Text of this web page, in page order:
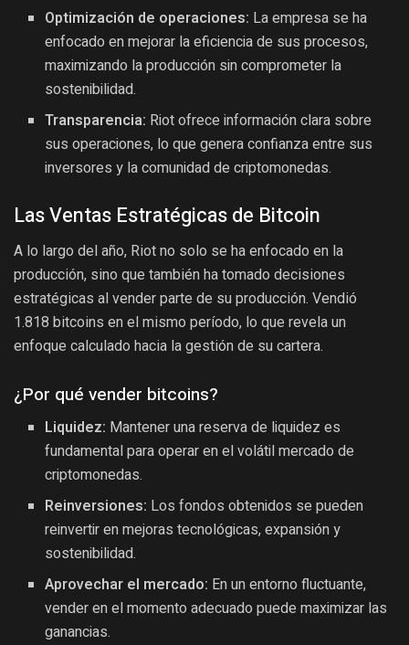
Optimización de operaciones: La empresa se ha
enfocado en mejorar la eficiencia de sus procesos,
maximizando la producción sin comprometer la
sostenibilidad.
Transparencia: Riot ofrece información clara sobre
sus operaciones, lo que genera confianza entre sus
inversores y la comunidad de criptomonedas.
Las Ventas Estratégicas de Bitcoin
A lo largo del año, Riot no solo se ha enfocado en la
producción, sino que también ha tomado decisiones
estratégicas al vender parte de su producción. Vendió
1.818 bitcoins en el mismo período, lo que revela un
enfoque calculado hacia la gestión de su cartera.
¿Por qué vender bitcoins?
Liquidez: Mantener una reserva de liquidez es
fundamental para operar en el volátil mercado de
criptomonedas.
Reinversiones: Los fondos obtenidos se pueden
reinvertir en mejoras tecnológicas, expansión y
sostenibilidad.
Aprovechar el mercado: En un entorno fluctuante,
vender en el momento adecuado puede maximizar las
ganancias.